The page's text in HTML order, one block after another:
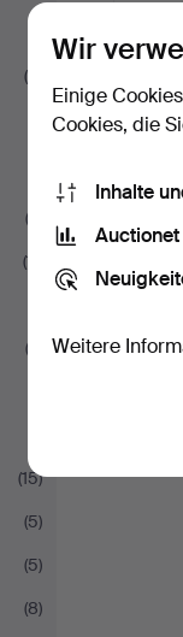
(1)
(6)
(2)
(11)
(3)
(15)
(5)
(5)
(8)
55
Wir
Einige
Cookies, die
Inhalte
Weitere